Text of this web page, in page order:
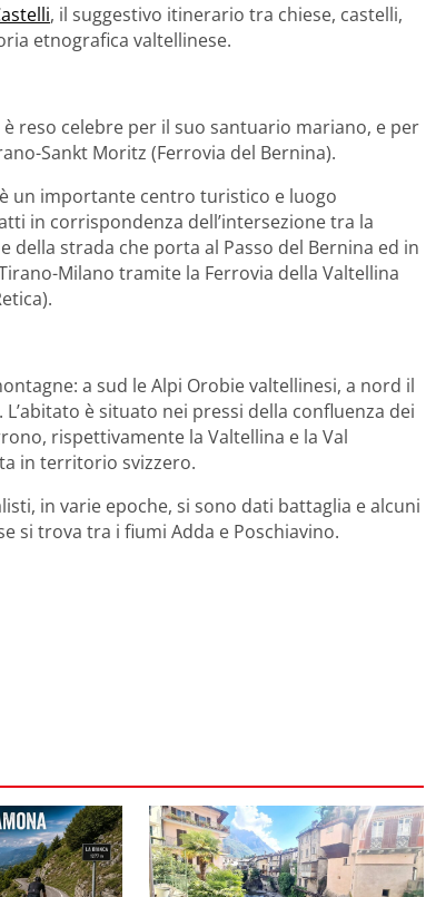
, il suggestivo itinerario tra chiese, castelli,
etnografica valtellinese.
reso celebre per il suo santuario mariano, e per
Sankt Moritz (Ferrovia del Bernina).
un importante centro turistico e luogo
in corrispondenza dell’intersezione tra la
della strada che porta al Passo del Bernina ed in
Milano tramite la Ferrovia della Valtellina
a sud le Alpi Orobie valtellinesi, a nord il
è situato nei pressi della confluenza dei
rispettivamente la Valtellina e la Val
in territorio svizzero.
in varie epoche, si sono dati battaglia e alcuni
si trova tra i fiumi Adda e Poschiavino.